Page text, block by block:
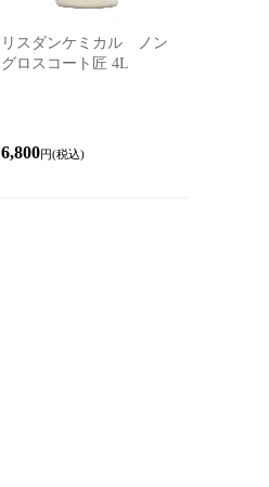
リスダンケミカル ノン
グロスコート匠 4L
6,800円(税込)